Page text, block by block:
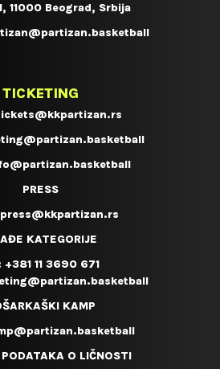
11000 Beograd, Srbija
TICKETING
PRESS
press@kkpartizan.rs
KATEGORIJE
+381 11 3690 671
KAMP
O LIČNOSTI